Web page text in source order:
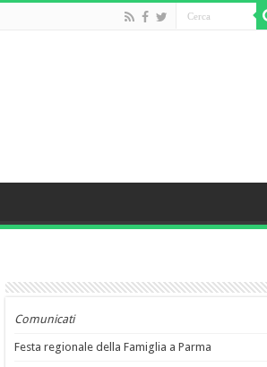
Comunicati
Festa regionale della Famiglia a Parma